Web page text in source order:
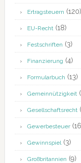
Ertragsteuern (120)
EU-Recht(18)
Festschriften (3)
Finanzierung (4)
Formularbuch (13)
Gemeinnützigkeit
Gesellschaftsrecht
Gewerbesteuer
Gewinnspiel (3)
Großbritannien (9)